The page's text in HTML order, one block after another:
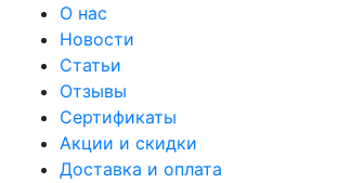
О нас
Новости
Статьи
Отзывы
Сертификаты
Акции и скидки
Доставка и оплата